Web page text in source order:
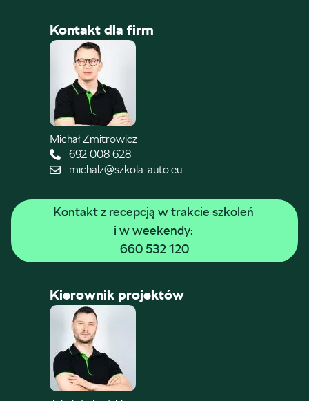
Kontakt dla firm
Michał Zmitrowicz
692 008 628
michalz@szkola-auto.eu
Kontakt z recepcją w trakcie szkoleń
i w weekendy:
660 532 120
Kierownik projektów